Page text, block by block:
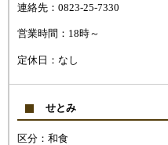
連絡先：0823-25-7330
営業時間：18時～
定休日：なし
せとみ
区分：和食